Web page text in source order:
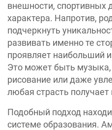
внешности, спортивных
характера. Напротив,
подчеркнуть
развивать именно те
проявляет наибольший
Это может быть музыка,
рисование или даже
любая страсть
Подобный подход
системе образования.